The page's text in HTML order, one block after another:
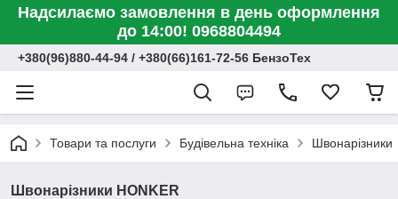
Надсилаємо замовлення в день оформлення
до 14:00! 0968804494
+380(96)880-44-94 / +380(66)161-72-56 БензоТех
Товари та послуги Будівельна техніка Швонарізники
Швонарізники HONKER